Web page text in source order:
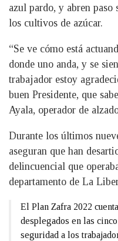
azul pardo, y abren paso
los cultivos de azúcar.
“Se ve cómo está
donde uno anda, y se
trabajador estoy
buen Presidente, que
Ayala, operador de
Durante los últimos
aseguran que han
delincuencial que
departamento de La
El Plan Zafra 2022
desplegados en las
seguridad a los